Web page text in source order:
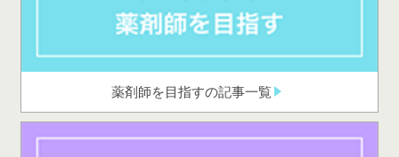
薬剤師を目指すの記事一覧